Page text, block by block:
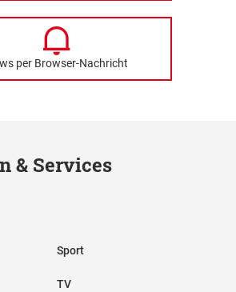
per Browser-Nachricht
& Services
Sport
TV